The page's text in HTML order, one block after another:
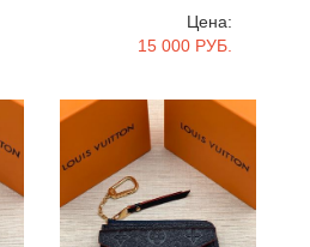
Цена:
15 000 РУБ.